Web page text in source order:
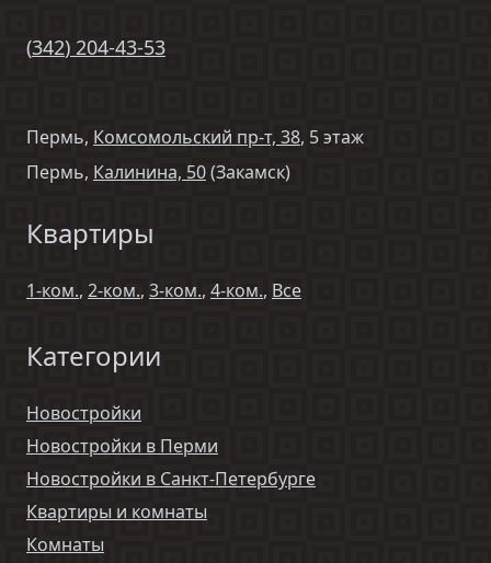
(342) 204-43-53
Пермь, Комсомольский пр-т, 38, 5 этаж
Пермь, Калинина, 50(Закамск)
Квартиры
1-ком., 2-ком., 3-ком., 4-ком., Все
Категории
Новостройки
Новостройки в Перми
Новостройки в Санкт-Петербурге
Квартиры и комнаты
Комнаты